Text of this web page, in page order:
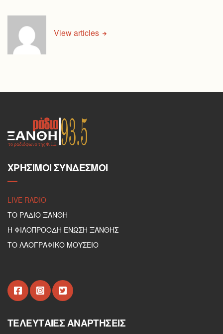
View articles
ΧΡΉΣΙΜΟΙ ΣΎΝΔΕΣΜΟΙ
LIVE RADIO
ΤΟ ΡΑΔΙΟ ΞΑΝΘΗ
Η ΦΙΛΟΠΡΟΟΔΗ ΕΝΩΣΗ ΞΑΝΘΗΣ
ΤΟ ΛΑΟΓΡΑΦΙΚΟ ΜΟΥΣΕΙΟ
ΤΕΛΕΥΤΑΊΕΣ ΑΝΑΡΤΉΣΕΙΣ